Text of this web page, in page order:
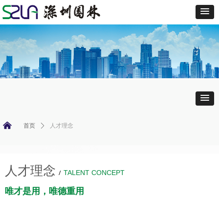
낀 首页 ꄲ 人才理念
人才理念 / TALENT CONCEPT
唯才是用，唯德重用